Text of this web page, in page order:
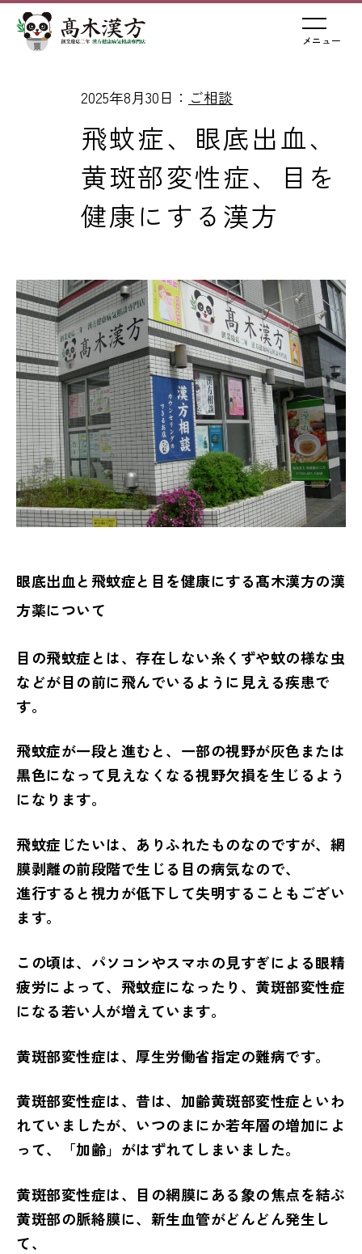
メニュー
2025年8月30日： ご相談
飛蚊症、眼底出血、
黄斑部変性症、目を
健康にする漢方
眼底出血と飛蚊症と目を健康にする髙木漢方の漢
方薬について
目の飛蚊症とは、存在しない糸くずや蚊の様な虫
などが目の前に飛んでいるように見える疾患で
す。
飛蚊症が一段と進むと、一部の視野が灰色または
黒色になって見えなくなる視野欠損を生じるよう
になります。
飛蚊症じたいは、ありふれたものなのですが、網
膜剥離の前段階で生じる目の病気なので、
進行すると視力が低下して失明することもござい
ます。
この頃は、パソコンやスマホの見すぎによる眼精
疲労によって、飛蚊症になったり、黄斑部変性症
になる若い人が増えています。
黄斑部変性症は、厚生労働省指定の難病です。
黄斑部変性症は、昔は、加齢黄斑部変性症といわ
れていましたが、いつのまにか若年層の増加によ
って、「加齢」がはずれてしまいました。
黄斑部変性症は、目の網膜にある象の焦点を結ぶ
黄斑部の脈絡膜に、新生血管がどんどん発生し
て、